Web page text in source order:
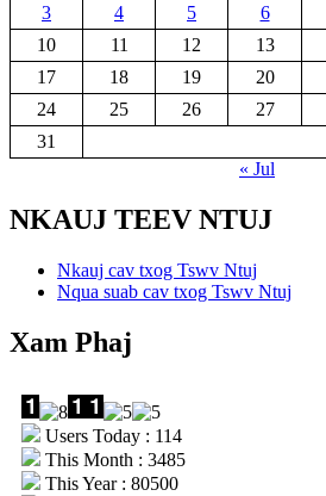
3
4 5 6
10
11 12 13
17
18 19 20
24
25 26 27
31
« Jul
NKAUJ TEEV NTUJ
Nkauj cav txog Tswv Ntuj
Nqua suab cav txog Tswv Ntuj
Xam Phaj
Users Today : 114
This Month : 3485
This Year : 80500